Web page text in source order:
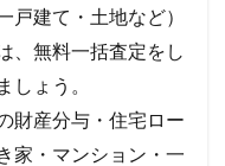
戸建て・土地など）
、無料一括査定をし
しょう。
財産分与・住宅ロー
家・マンション・一